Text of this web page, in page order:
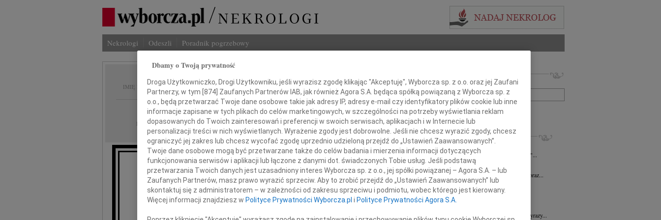
Nekrologi Odeszli Poradnik pogrzebowy
IMIĘ I NAZWISKO: Karol Drozd
REGION: Rzeszów
DATA EMISJI: 17.06.2026
Z ogromnym smutkiem i niedowierzaniem
przyjęliśmy wiadomość o tragicznej śmierci
Imię i nazwisko lub numer ogłoszenia:
+ szukanie zaawansowane
INNE NEKROLOGI
Marcin Piotr Czarnota 17.07.2026
"Nie umiera ten, kto trwa w pamięci żywych"...
03.07.2026Rzeszów
Panu Dyrektorowi Jerzemu Guniewskiemu oraz...
Karol Drozd
17.06.2026
Z ogromnym smutkiem i niedowierzaniem...
12.06.2026
Pani Dr n. med. Mai Ptasiewicz składamy wyrazy...
Dbamy o Twoją prywatność
Droga Użytkowniczko, Drogi Użytkowniku, jeśli wyrazisz zgodę klikając "Akceptuję", Wyborcza sp. z o.o. oraz jej Zaufani
Partnerzy, w tym [874] Zaufanych Partnerów IAB, jak również Agora S.A. będąca spółką powiązaną z Wyborcza sp. z
o.o., będą przetwarzać Twoje dane osobowe takie jak adresy IP, adresy e-mail czy identyfikatory plików cookie lub inne
informacje zapisane w tych plikach do celów marketingowych, w szczególności na potrzeby wyświetlania reklam
dopasowanych do Twoich zainteresowań i preferencji w swoich serwisach, aplikacjach i w Internecie lub
personalizacji treści w nich wyświetlanych. Wyrażenie zgody jest dobrowolne. Jeśli nie chcesz wyrazić zgody, chcesz
ograniczyć jej zakres lub chcesz wycofać zgodę uprzednio udzieloną przejdź do „Ustawień Zaawansowanych”.
Twoje dane osobowe mogą być przetwarzane także do celów badania i mierzenia informacji dotyczących
funkcjonowania serwisów i aplikacji lub łączone z danymi dot. świadczonych Tobie usług. Jeśli podstawą
przetwarzania Twoich danych jest uzasadniony interes Wyborcza sp. z o.o., jej spółki powiązanej – Agora S.A. – lub
Zaufanych Partnerów, masz prawo wyrazić sprzeciw. Aby to zrobić przejdź do „Ustawień Zaawansowanych” lub
skontaktuj się z administratorem – w zależności od zakresu sprzeciwu i podmiotu, wobec którego jest kierowany.
Więcej informacji znajdziesz w Polityce Prywatności Wyborcza.pl i Polityce Prywatności Agora S.A.